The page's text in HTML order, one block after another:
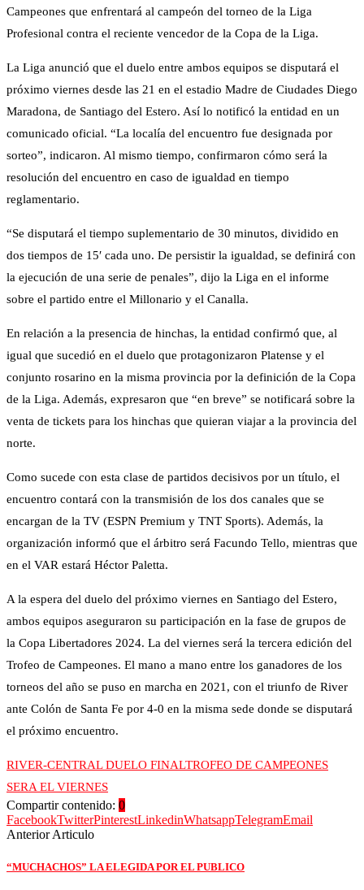
Campeones que enfrentará al campeón del torneo de la Liga
Profesional contra el reciente vencedor de la Copa de la Liga.
La Liga anunció que el duelo entre ambos equipos se disputará el
próximo viernes desde las 21 en el estadio Madre de Ciudades Diego
Maradona, de Santiago del Estero. Así lo notificó la entidad en un
comunicado oficial. “La localía del encuentro fue designada por
sorteo”, indicaron. Al mismo tiempo, confirmaron cómo será la
resolución del encuentro en caso de igualdad en tiempo
reglamentario.
“Se disputará el tiempo suplementario de 30 minutos, dividido en
dos tiempos de 15′ cada uno. De persistir la igualdad, se definirá con
la ejecución de una serie de penales”, dijo la Liga en el informe
sobre el partido entre el Millonario y el Canalla.
En relación a la presencia de hinchas, la entidad confirmó que, al
igual que sucedió en el duelo que protagonizaron Platense y el
conjunto rosarino en la misma provincia por la definición de la Copa
de la Liga. Además, expresaron que “en breve” se notificará sobre la
venta de tickets para los hinchas que quieran viajar a la provincia del
norte.
Como sucede con esta clase de partidos decisivos por un título, el
encuentro contará con la transmisión de los dos canales que se
encargan de la TV (ESPN Premium y TNT Sports). Además, la
organización informó que el árbitro será Facundo Tello, mientras que
en el VAR estará Héctor Paletta.
A la espera del duelo del próximo viernes en Santiago del Estero,
ambos equipos aseguraron su participación en la fase de grupos de
la Copa Libertadores 2024. La del viernes será la tercera edición del
Trofeo de Campeones. El mano a mano entre los ganadores de los
torneos del año se puso en marcha en 2021, con el triunfo de River
ante Colón de Santa Fe por 4-0 en la misma sede donde se disputará
el próximo encuentro.
RIVER-CENTRAL DUELO FINALTROFEO DE CAMPEONES
SERA EL VIERNES
Compartir contenido: 0
FacebookTwitterPinterestLinkedinWhatsappTelegramEmail
Anterior Articulo
“MUCHACHOS” LA ELEGIDA POR EL PUBLICO